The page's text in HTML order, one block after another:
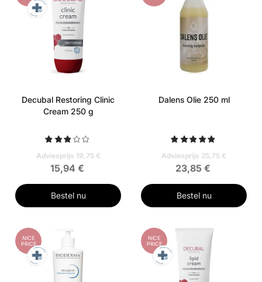
Decubal Restoring Clinic
Cream 250 g
Adviesprijs 19,75 €
15,94 €
Bestel nu
Dalens Olie 250 ml
Adviesprijs 25,75 €
23,85 €
Bestel nu
NICE
PRICE
NICE
PRICE